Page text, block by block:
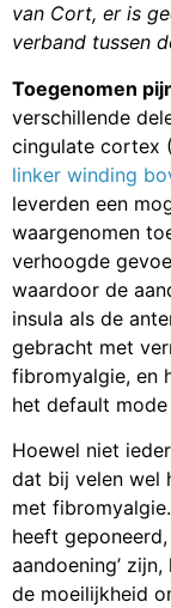
van Cort, er is
verband tussen
Toegenomen
verschillende
cingulate cortex
linker winding
leverden een
waargenomen
verhoogde
waardoor de
insula als de
gebracht met
fibromyalgie, en
het default
Hoewel niet
dat bij velen wel
met
heeft
aandoening’
de moeilijkheid